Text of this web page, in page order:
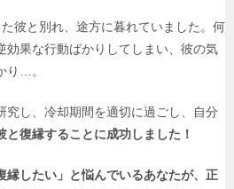
彼と別れ、途方に暮れていました。何
効果な行動ばかりしてしまい、彼の気
り…。
究し、冷却期間を適切に過ごし、自分
と復縁することに成功しました！
縁したい」と悩んでいるあなたが、正